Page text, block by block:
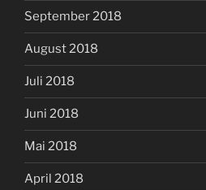
September 2018
August 2018
Juli 2018
Juni 2018
Mai 2018
April 2018